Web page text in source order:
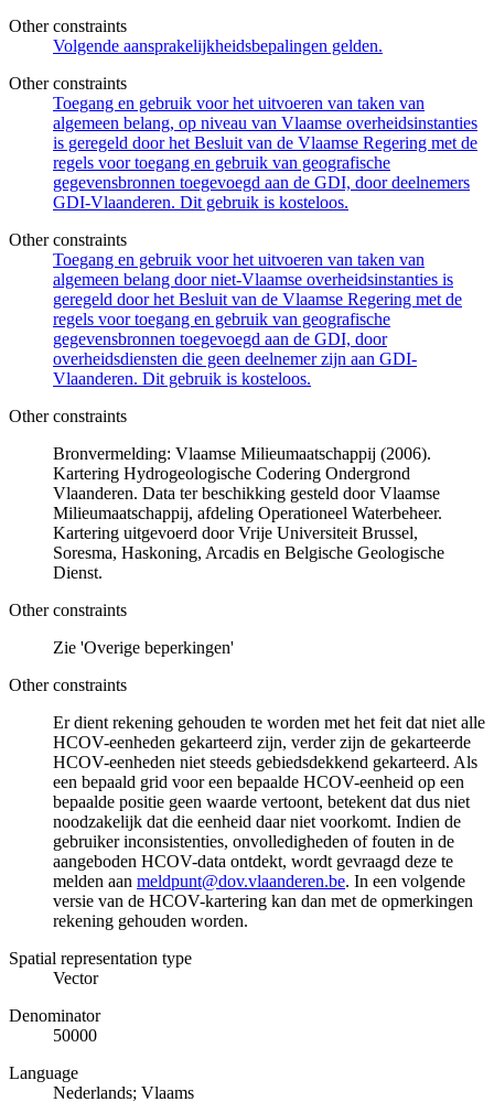
Other constraints
Volgende aansprakelijkheidsbepalingen gelden.
Other constraints
Toegang en gebruik voor het uitvoeren van taken van
algemeen belang, op niveau van Vlaamse overheidsinstanties
is geregeld door het Besluit van de Vlaamse Regering met de
regels voor toegang en gebruik van geografische
gegevensbronnen toegevoegd aan de GDI, door deelnemers
GDI-Vlaanderen. Dit gebruik is kosteloos.
Other constraints
Toegang en gebruik voor het uitvoeren van taken van
algemeen belang door niet-Vlaamse overheidsinstanties is
geregeld door het Besluit van de Vlaamse Regering met de
regels voor toegang en gebruik van geografische
gegevensbronnen toegevoegd aan de GDI, door
overheidsdiensten die geen deelnemer zijn aan GDI-
Vlaanderen. Dit gebruik is kosteloos.
Other constraints
Bronvermelding: Vlaamse Milieumaatschappij (2006).
Kartering Hydrogeologische Codering Ondergrond
Vlaanderen. Data ter beschikking gesteld door Vlaamse
Milieumaatschappij, afdeling Operationeel Waterbeheer.
Kartering uitgevoerd door Vrije Universiteit Brussel,
Soresma, Haskoning, Arcadis en Belgische Geologische
Dienst.
Other constraints
Zie 'Overige beperkingen'
Other constraints
Er dient rekening gehouden te worden met het feit dat niet alle
HCOV-eenheden gekarteerd zijn, verder zijn de gekarteerde
HCOV-eenheden niet steeds gebiedsdekkend gekarteerd. Als
een bepaald grid voor een bepaalde HCOV-eenheid op een
bepaalde positie geen waarde vertoont, betekent dat dus niet
noodzakelijk dat die eenheid daar niet voorkomt. Indien de
gebruiker inconsistenties, onvolledigheden of fouten in de
aangeboden HCOV-data ontdekt, wordt gevraagd deze te
melden aan meldpunt@dov.vlaanderen.be. In een volgende
versie van de HCOV-kartering kan dan met de opmerkingen
rekening gehouden worden.
Spatial representation type
Vector
Denominator
50000
Language
Nederlands; Vlaams